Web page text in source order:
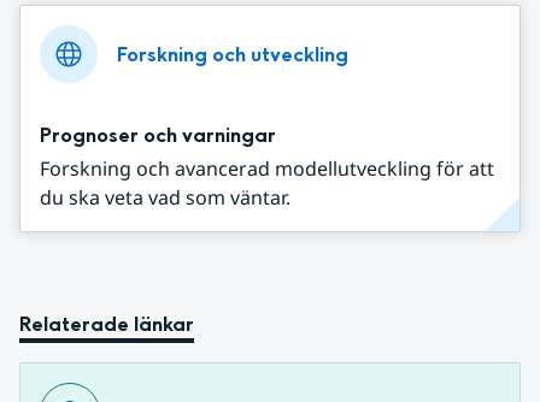
Forskning och utveckling
Prognoser och varningar
Forskning och avancerad modellutveckling för att
du ska veta vad som väntar.
Relaterade länkar